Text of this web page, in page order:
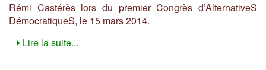
Rémi Castérès lors du premier Congrès d’AlternativeS
DémocratiqueS, le 15 mars 2014.
Lire la suite...